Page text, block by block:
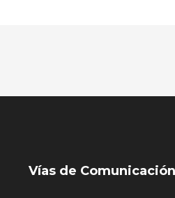
Vías de